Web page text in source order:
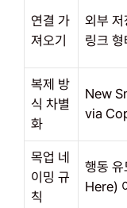
연결 가
져오기
외부 저
링크 형
복제 방
식 차별
화
New
via
목업 네
이밍 규
칙
행동
Here)